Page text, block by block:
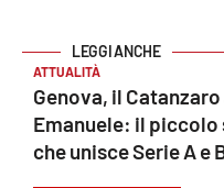
Parchi Marini Calabria
Leggendo Alvaro
Imprese Di Calabria
ATTUALITÀ
Genova, il
Emanuele: il piccolo
che unisce Serie A e